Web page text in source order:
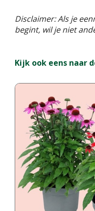
Disclaimer: Als je
begint, wil je niet
Kijk ook eens naar